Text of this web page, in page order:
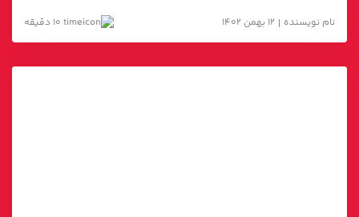
نام نویسنده 12 بهمن 1402